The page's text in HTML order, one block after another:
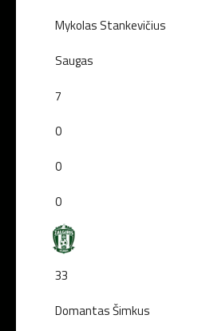
Mykolas Stankevičius
Saugas
7
0
0
0
33
Domantas Šimkus